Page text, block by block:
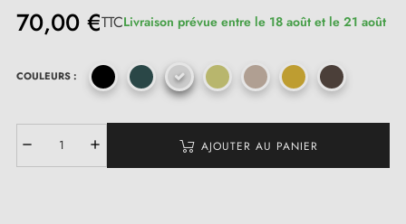
70,00 €TTCLivraison prévue entre le 18 août et le 21 août
COULEURS :
AJOUTER AU PANIER